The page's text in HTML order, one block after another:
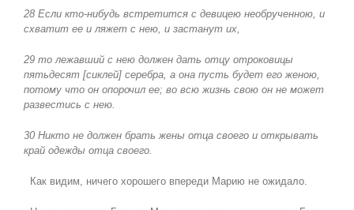
28 Если кто-нибудь встретится с девицею необрученною, и
схватит ее и ляжет с нею, и застанут их,
29 то лежавший с нею должен дать отцу отроковицы
пятьдесят [сиклей] серебра, а она пусть будет его женою,
потому что он опорочил ее; во всю жизнь свою он не может
развестись с нею.
30 Никто не должен брать жены отца своего и открывать
край одежды отца своего.
Как видим, ничего хорошего впереди Марию не ожидало.